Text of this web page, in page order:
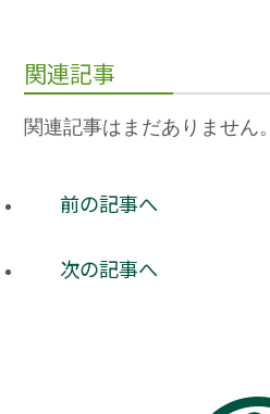
関連記事
関連記事はまだありません。
前の記事へ
次の記事へ